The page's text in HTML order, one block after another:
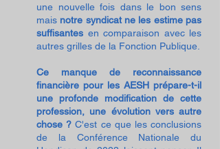
une nouvelle fois dans le bon sens
mais notre syndicat ne les estime pas
suffisantes en comparaison avec les
autres grilles de la Fonction Publique.
Ce manque de reconnaissance
financière pour les AESH prépare-t-il
une profonde modification de cette
profession, une évolution vers autre
chose ? C'est ce que les conclusions
de la Conférence Nationale du